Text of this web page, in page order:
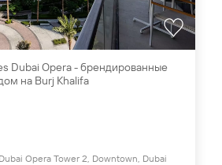
Dubai Opera - брендированные
на Burj Khalifa
Opera Tower 2, Downtown, Dubai